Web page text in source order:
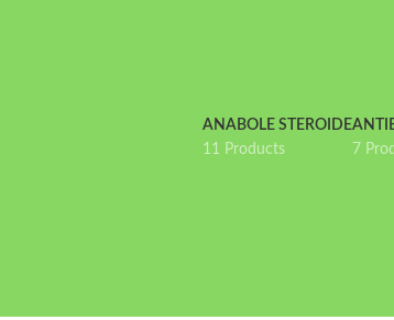
ANABOLE STEROIDE
11 Products
7